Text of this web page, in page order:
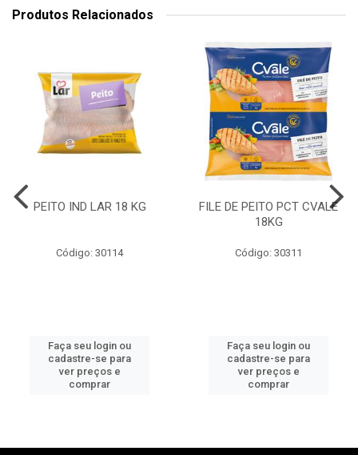
Produtos Relacionados
PEITO IND LAR 18 KG
Código: 30114
Faça seu login ou
cadastre-se para
ver preços e
comprar
FILE DE PEITO PCT CVALE
18KG
Código: 30311
Faça seu login ou
cadastre-se para
ver preços e
comprar